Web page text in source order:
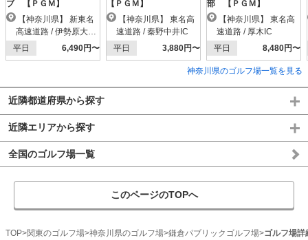
ブ 【ＰＧＭ】
高速道路 / 伊勢原大山I
C
平日 6,490円〜
【ＰＧＭ】
速道路 / 秦野中井IC
平日
3,880円〜
部 【ＰＧＭ】
速道路 / 厚木IC
平日
8,480円〜
神奈川県のゴルフ場一覧を見る
近隣都道府県から探す
近隣エリアから探す
全国のゴルフ場一覧
このページのTOPへ
TOP 関東のゴルフ場 神奈川県のゴルフ場 鎌倉パブリックゴルフ場 ゴルフ場詳